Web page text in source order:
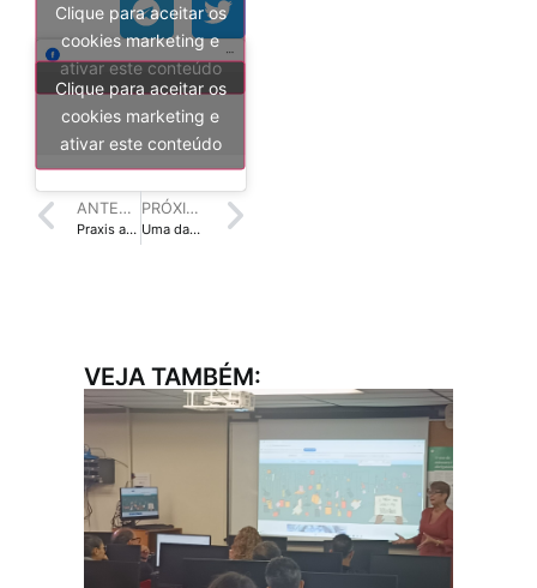
Clique para aceitar os
cookies marketing e
ativar este conteúdo
Clique para aceitar os
cookies marketing e
ativar este conteúdo
ANTERIOR
Praxis apoia a III Semana Acadêmica de Biblioteconomia da UFSC
PRÓXIMO
Uma das bibliotecas mais legais do mundo é brasileira
VEJA TAMBÉM: